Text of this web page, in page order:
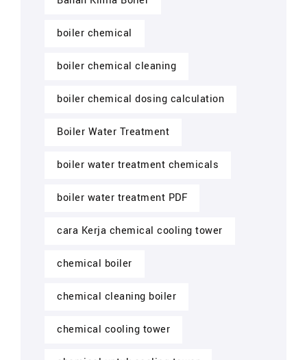
boiler chemical
boiler chemical cleaning
boiler chemical dosing calculation
Boiler Water Treatment
boiler water treatment chemicals
boiler water treatment PDF
cara Kerja chemical cooling tower
chemical boiler
chemical cleaning boiler
chemical cooling tower